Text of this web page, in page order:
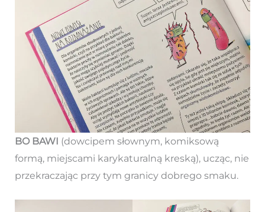
BO BAWI (dowcipem słownym, komiksową
formą, miejscami karykaturalną kreską), ucząc, nie
przekraczając przy tym granicy dobrego smaku.